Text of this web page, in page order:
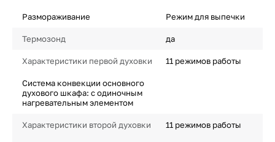
Размораживание Режим для выпечки
Термозонд да
Характеристики первой духовки 11 режимов работы
Система конвекции основного
духового шкафа: с одиночным
нагревательным элементом
Характеристики второй духовки 11 режимов работы